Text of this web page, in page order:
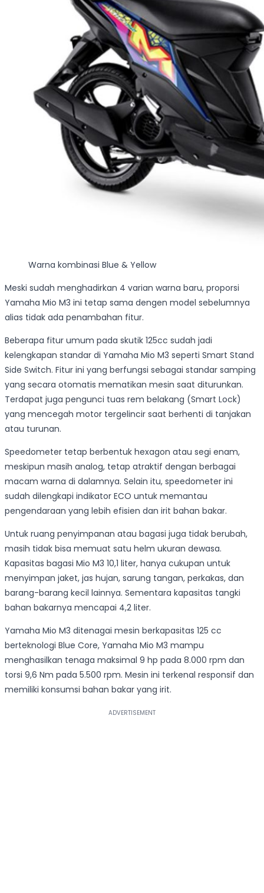
Warna kombinasi Blue & Yellow
Meski sudah menghadirkan 4 varian warna baru, proporsi
Yamaha Mio M3 ini tetap sama dengen model sebelumnya
alias tidak ada penambahan fitur.
Beberapa fitur umum pada skutik 125cc sudah jadi
kelengkapan standar di Yamaha Mio M3 seperti Smart Stand
Side Switch. Fitur ini yang berfungsi sebagai standar samping
yang secara otomatis mematikan mesin saat diturunkan.
Terdapat juga pengunci tuas rem belakang (Smart Lock)
yang mencegah motor tergelincir saat berhenti di tanjakan
atau turunan.
Speedometer tetap berbentuk hexagon atau segi enam,
meskipun masih analog, tetap atraktif dengan berbagai
macam warna di dalamnya. Selain itu, speedometer ini
sudah dilengkapi indikator ECO untuk memantau
pengendaraan yang lebih efisien dan irit bahan bakar.
Untuk ruang penyimpanan atau bagasi juga tidak berubah,
masih tidak bisa memuat satu helm ukuran dewasa.
Kapasitas bagasi Mio M3 10,1 liter, hanya cukupan untuk
menyimpan jaket, jas hujan, sarung tangan, perkakas, dan
barang-barang kecil lainnya. Sementara kapasitas tangki
bahan bakarnya mencapai 4,2 liter.
Yamaha Mio M3 ditenagai mesin berkapasitas 125 cc
berteknologi Blue Core, Yamaha Mio M3 mampu
menghasilkan tenaga maksimal 9 hp pada 8.000 rpm dan
torsi 9,6 Nm pada 5.500 rpm. Mesin ini terkenal responsif dan
memiliki konsumsi bahan bakar yang irit.